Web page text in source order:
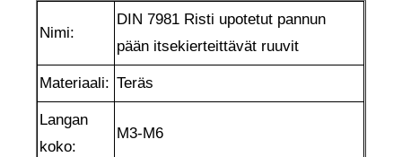
Nimi:
DIN 7981 Risti upotetut pannun
pään itsekierteittävät ruuvit
Materiaali: Teräs
Langan
koko:
M3-M6